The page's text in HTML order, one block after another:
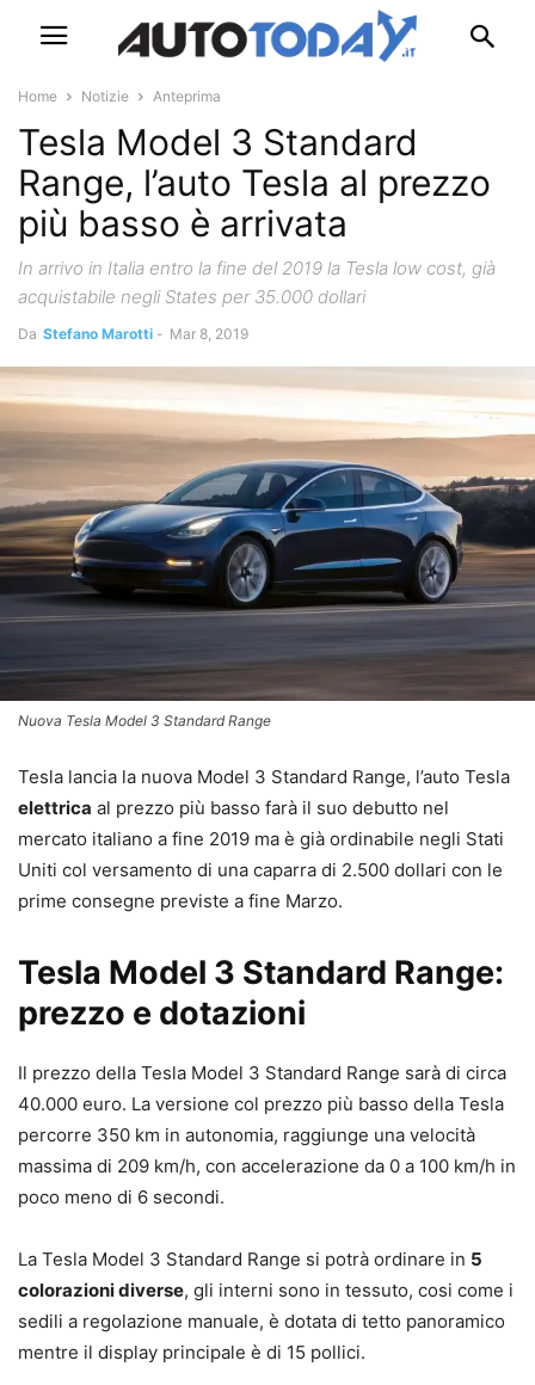
Home Notizie Anteprima
Tesla Model 3 Standard
Range, l’auto Tesla al prezzo
più basso è arrivata
In arrivo in Italia entro la fine del 2019 la Tesla low cost, già
acquistabile negli States per 35.000 dollari
Da Stefano Marotti - Mar 8, 2019
Nuova Tesla Model 3 Standard Range
Tesla lancia la nuova Model 3 Standard Range, l’auto Tesla
elettrica al prezzo più basso farà il suo debutto nel
mercato italiano a fine 2019 ma è già ordinabile negli Stati
Uniti col versamento di una caparra di 2.500 dollari con le
prime consegne previste a fine Marzo.
Tesla Model 3 Standard Range:
prezzo e dotazioni
Il prezzo della Tesla Model 3 Standard Range sarà di circa
40.000 euro. La versione col prezzo più basso della Tesla
percorre 350 km in autonomia, raggiunge una velocità
massima di 209 km/h, con accelerazione da 0 a 100 km/h in
poco meno di 6 secondi.
La Tesla Model 3 Standard Range si potrà ordinare in 5
colorazioni diverse, gli interni sono in tessuto, cosi come i
sedili a regolazione manuale, è dotata di tetto panoramico
mentre il display principale è di 15 pollici.